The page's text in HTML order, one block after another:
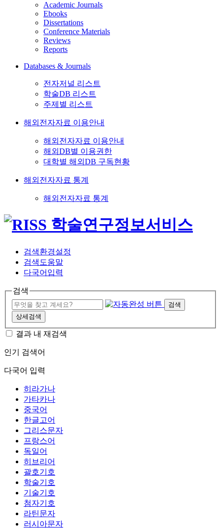
Academic Journals
Ebooks
Dissertations
Conference Materials
Reviews
Reports
Databases & Journals
전자저널 리스트
학술DB 리스트
주제별 리스트
해외전자자료 이용안내
해외전자자료 이용안내
해외DB별 이용권한
대학별 해외DB 구독현황
해외전자자료 통계
해외전자자료 통계
검색환경설정
검색도움말
다국어입력
검색
검색
상세검색
결과 내 재검색
인기 검색어
다국어 입력
히라가나
가타카나
중국어
한글고어
그리스문자
프랑스어
독일어
히브리어
괄호기호
학술기호
기술기호
첨자기호
라틴문자
러시아문자